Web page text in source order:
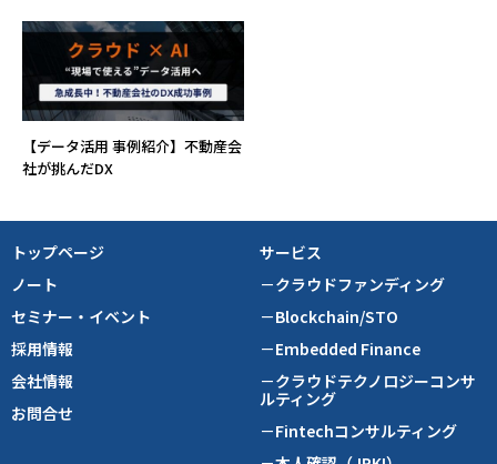
【データ活用 事例紹介】不動産会
社が挑んだDX
トップページ
ノート
セミナー・イベント
採用情報
会社情報
お問合せ
サービス
－クラウドファンディング
－Blockchain/STO
－Embedded Finance
－クラウドテクノロジーコンサ
ルティング
－Fintechコンサルティング